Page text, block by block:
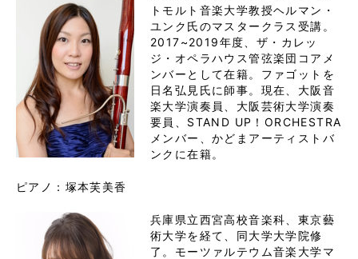
トモルト音楽大学教授ヘルマン・
ユンク氏のマスタークラス受講。
2017~2019年度、ザ・カレッ
ジ・オペラハウス管弦楽団コアメ
ンバーとして在籍。ファゴットを
日名弘見氏に師事。現在、大阪音
楽大学演奏員、大阪芸術大学演奏
要員、STAND UP！ORCHESTRA
メンバー、かどまアーティストバ
ンクに在籍。
ピアノ：塚本芙美香
兵庫県立西宮高校音楽科、東京藝
術大学を経て、同大学大学院修
了。モーツァルテウム音楽大学マ